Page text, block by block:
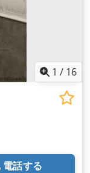
1 / 16
電話する